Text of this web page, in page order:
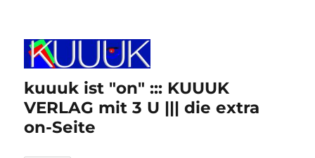
kuuuk ist "on" ::: KUUUK
VERLAG mit 3 U ||| die extra
on-Seite